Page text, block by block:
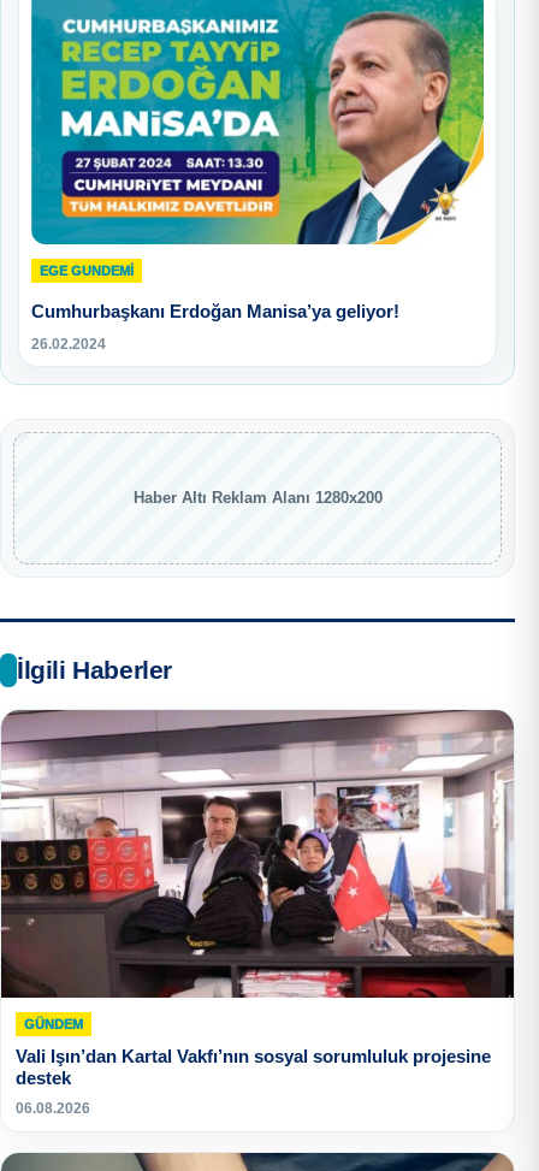
EGE GUNDEMİ
Cumhurbaşkanı Erdoğan Manisa’ya geliyor!
26.02.2024
Haber Altı Reklam Alanı 1280x200
İlgili Haberler
GÜNDEM
Vali Işın’dan Kartal Vakfı’nın sosyal sorumluluk projesine
destek
06.08.2026